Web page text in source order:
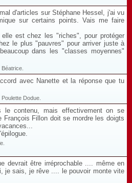
d'articles sur Stéphane Hessel, j'ai vu
sur certains points. Vais me faire
est chez les "riches", pour protéger
le plus "pauvres" pour arriver juste à
dans les "classes moyennes"
avec Nanette et la réponse que tu
Dodue.
le contenu, mais effectivement on se
Fillon doit se mordre les doigts
devrait être irréprochable .... même en
je sais, je rêve .... le pouvoir monte vite